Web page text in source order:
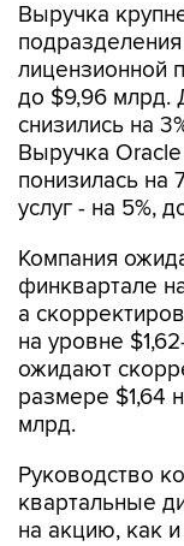
Выручка
лицензионной
до $9,96 млрд.
снизились на
Выручка
понизилась на
услуг - на 5%,
Компания
финквартале
а
на уровне
ожидают
размере $1,64
млрд.
Руководство
квартальные
на акцию, как